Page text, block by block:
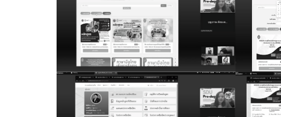
แนวปฏิบัติการคุ้มครองข้อมูลส่วนบุคคล (PDPA)
แบบฟอร์มสำหรับนักศึกษา
แบบฟอร์มสำหรับอาจารย์ / เจ้าหน้าที่
โครงสร้างหลักสูตร
หน้าหลัก
คำสั่งมหาวิทยาลัยสวนดุสิต แต่งตั้ง อาจารย์ผู้สอน อาจารย์พิ
Search
for: